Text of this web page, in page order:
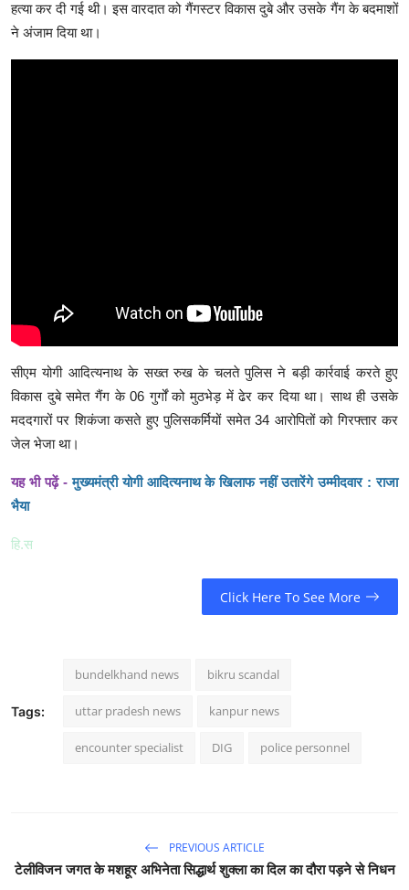
हत्या कर दी गई थी। इस वारदात को गैंगस्टर विकास दुबे और उसके गैंग के बदमाशों
ने अंजाम दिया था।
सीएम योगी आदित्यनाथ के सख्त रुख के चलते पुलिस ने बड़ी कार्रवाई करते हुए
विकास दुबे समेत गैंग के 06 गुर्गों को मुठभेड़ में ढेर कर दिया था। साथ ही उसके
मददगारों पर शिकंजा कसते हुए पुलिसकर्मियों समेत 34 आरोपितों को गिरफ्तार कर
जेल भेजा था।
यह भी पढ़ें -मुख्यमंत्री योगी आदित्यनाथ के खिलाफ नहीं उतारेंगे उम्मीदवार : राजा
भैया
हि.स
Click Here To See More
Tags:
bundelkhand news bikru scandal
uttar pradesh news kanpur news
encounter specialist DIG police personnel
PREVIOUS ARTICLE
टेलीविजन जगत के मशहूर अभिनेता सिद्धार्थ शुक्ला का दिल का दौरा पड़ने से निधन